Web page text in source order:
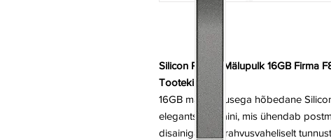
Silicon Power Mälupulk 16GB Firma
Tootekirjeldus
16GB mahutavusega hõbedane
elegantset disaini, mis ühendab
disainiga. See rahvusvaheliselt